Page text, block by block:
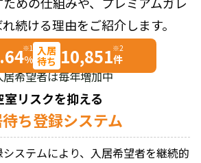
続ける理由をご紹介します。
※1
%
入居
待ち 10,851※2
件
室リスクを抑える
ち登録システム
ステムにより、入居希望者を継続的